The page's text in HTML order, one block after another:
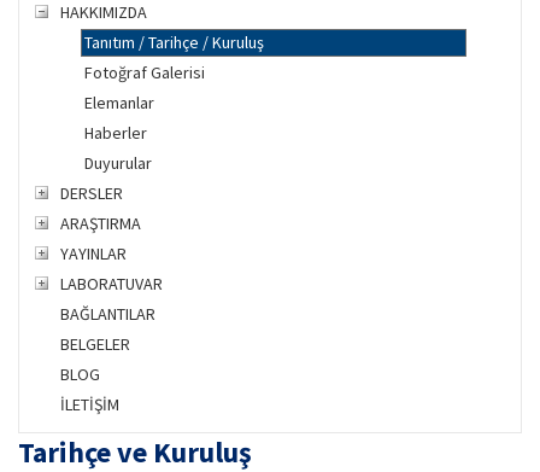
HAKKIMIZDA
Tanıtım / Tarihçe / Kuruluş
Fotoğraf Galerisi
Elemanlar
Haberler
Duyurular
DERSLER
ARAŞTIRMA
YAYINLAR
LABORATUVAR
BAĞLANTILAR
BELGELER
BLOG
İLETİŞİM
Tarihçe ve Kuruluş